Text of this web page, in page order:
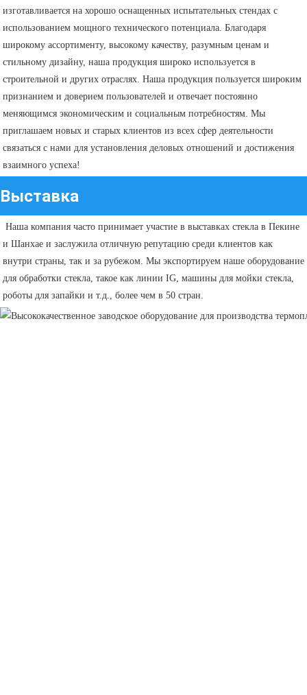
изготавливается на хорошо оснащенных испытательных стендах с
использованием мощного технического потенциала. Благодаря
широкому ассортименту, высокому качеству, разумным ценам и
стильному дизайну, наша продукция широко используется в
строительной и других отраслях. Наша продукция пользуется широким
признанием и доверием пользователей и отвечает постоянно
меняющимся экономическим и социальным потребностям. Мы
приглашаем новых и старых клиентов из всех сфер деятельности
связаться с нами для установления деловых отношений и достижения
взаимного успеха!
Выставка
Наша компания часто принимает участие в выставках стекла в Пекине
и Шанхае и заслужила отличную репутацию среди клиентов как
внутри страны, так и за рубежом. Мы экспортируем наше оборудование
для обработки стекла, такое как линии IG, машины для мойки стекла,
роботы для запайки и т.д., более чем в 50 стран.